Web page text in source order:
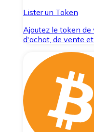
Lister un Token
Ajoutez le token de
d'achat, de vente